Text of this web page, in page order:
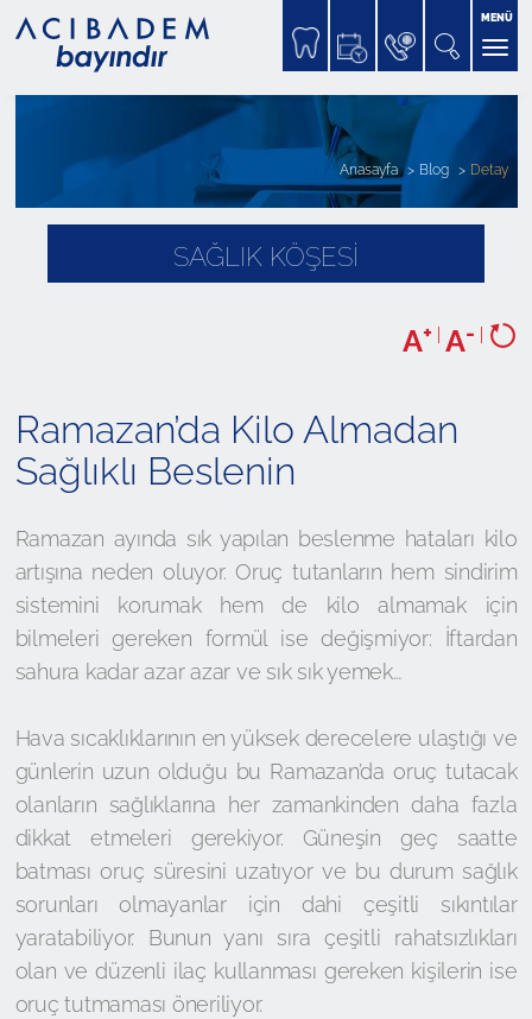
MENÜ
SAĞLIK KÖŞESİ
Anasayfa Blog Detay
A+ | A- |
Ramazan’da Kilo Almadan
Sağlıklı Beslenin
Ramazan ayında sık yapılan beslenme hataları kilo
artışına neden oluyor. Oruç tutanların hem sindirim
sistemini korumak hem de kilo almamak için
bilmeleri gereken formül ise değişmiyor: İftardan
sahura kadar azar azar ve sık sık yemek…
Hava sıcaklıklarının en yüksek derecelere ulaştığı ve
günlerin uzun olduğu bu Ramazan’da oruç tutacak
olanların sağlıklarına her zamankinden daha fazla
dikkat etmeleri gerekiyor. Güneşin geç saatte
batması oruç süresini uzatıyor ve bu durum sağlık
sorunları olmayanlar için dahi çeşitli sıkıntılar
yaratabiliyor. Bunun yanı sıra çeşitli rahatsızlıkları
olan ve düzenli ilaç kullanması gereken kişilerin ise
oruç tutmaması öneriliyor.